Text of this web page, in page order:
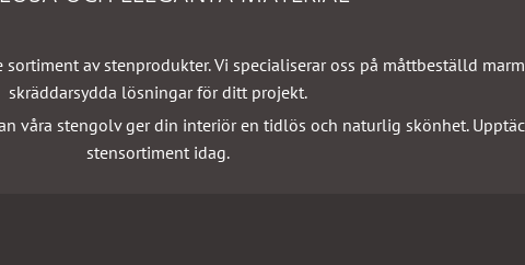
av stenprodukter. Vi specialiserar oss på måttbeställd
skräddarsydda lösningar för ditt projekt.
våra stengolvger din interiör en tidlös och naturlig skönhet.
stensortiment idag.